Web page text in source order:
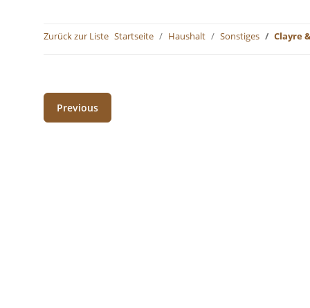
Zurück zur Liste Startseite Haushalt Sonstiges Clayre
Previous